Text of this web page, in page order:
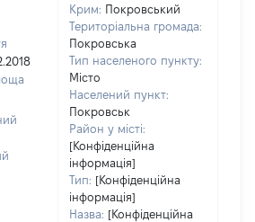
Крим: Покровський
Територіальна громада:
Покровська
Тип населеного пункту:
Місто
Населений пункт:
Покровськ
Район у місті:
[Конфіденційна
інформація]
Тип: [Конфіденційна
інформація]
Назва: [Конфіденційна